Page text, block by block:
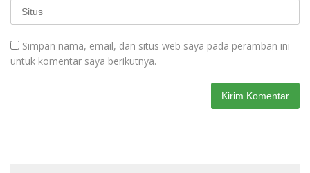
Simpan nama, email, dan situs web saya pada peramban ini
untuk komentar saya berikutnya.